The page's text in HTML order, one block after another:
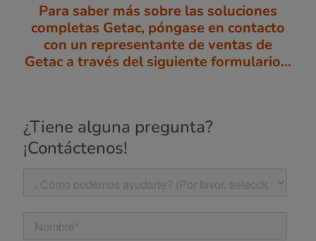
Para saber más sobre las soluciones
completas Getac, póngase en contacto
con un representante de ventas de
Getac a través del siguiente formulario…
¿Tiene alguna pregunta?
¡Contáctenos!